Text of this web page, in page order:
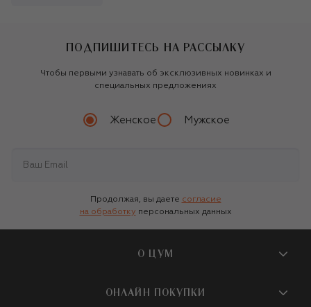
ПОДПИШИТЕСЬ НА РАССЫЛКУ
Чтобы первыми узнавать об эксклюзивных новинках и
специальных предложениях
Женское Мужское
Продолжая, вы даете согласие
на обработку персональных данных
О ЦУМ
О магазине
ОНЛАЙН ПОКУПКИ